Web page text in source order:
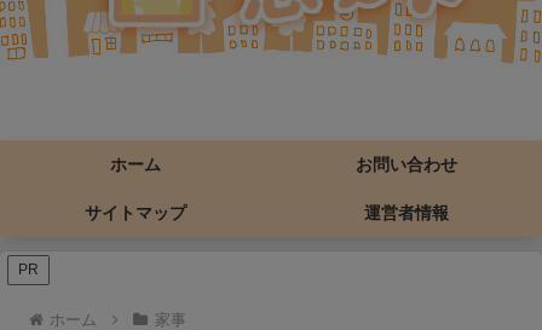
ホーム お問い合わせ
サイトマップ 運営者情報
PR
ホーム 家事